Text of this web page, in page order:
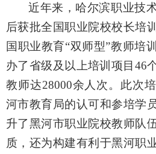
近年来，哈尔滨职业技
后获批全国职业院校校长培
国职业教育“双师型”教师培
办了省级及以上培训项目 46
教师达28000余人次。此次
河市教育局的认可和参培学
升了黑河市职业院校教师队
质，还为构建有利于黑河职